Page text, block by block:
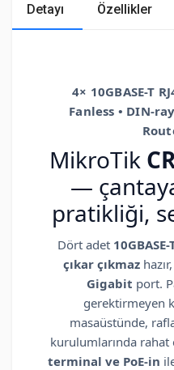
Detayı
Özellikler
4× 10GBASE-T
Fanless • DIN-
MikroTik
—
pratikliği,
Dört adet 10GBASE-
çıkar çıkmaz
Gigabit port.
gerektirmeyen
masaüstünde,
kurulumlarında rahat
terminal ve PoE-in